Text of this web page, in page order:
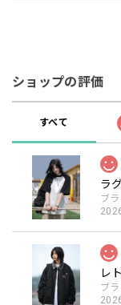
ショップの評価
すべて
ブ
ブ